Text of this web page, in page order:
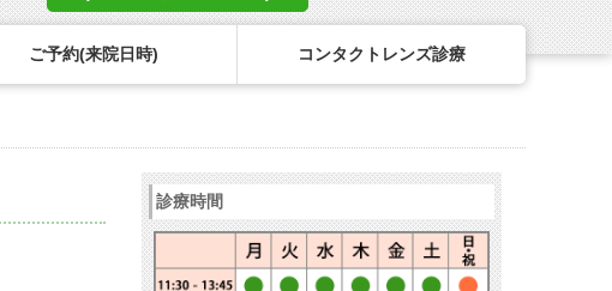
よくある質問
点眼液・眼軟膏について
ご予約(来院日時) コンタクトレンズ診療
コンタクトレンズのトラブル
コンタクトレンズの眼疾患
診療時間